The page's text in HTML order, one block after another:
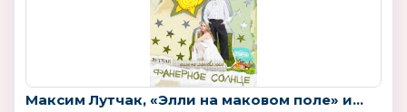
Максим Лутчак, «Элли на маковом поле» и...